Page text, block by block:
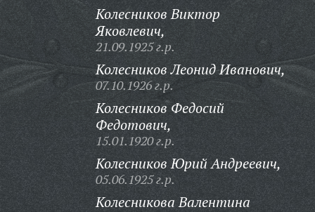
Колесников Виктор
Яковлевич,
21.09.1925 г.р.
Колесников Леонид Иванович,
07.10.1926 г.р.
Колесников Федосий
Федотович,
15.01.1920 г.р.
Колесников Юрий Андреевич,
05.06.1925 г.р.
Колесникова Валентина